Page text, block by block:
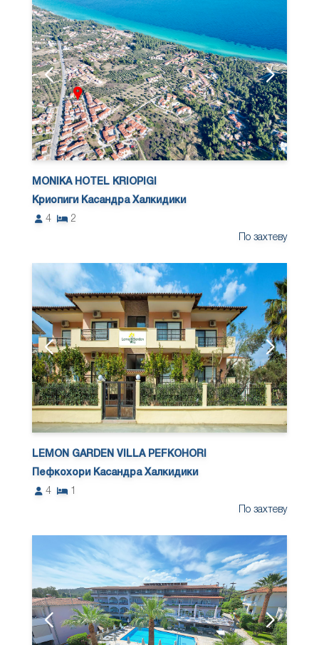
MONIKA HOTEL KRIOPIGI
Криопиги Касандра Халкидики
4
2
По захтеву
LEMON GARDEN VILLA PEFKOHORI
Пефкохори Касандра Халкидики
4
1
По захтеву